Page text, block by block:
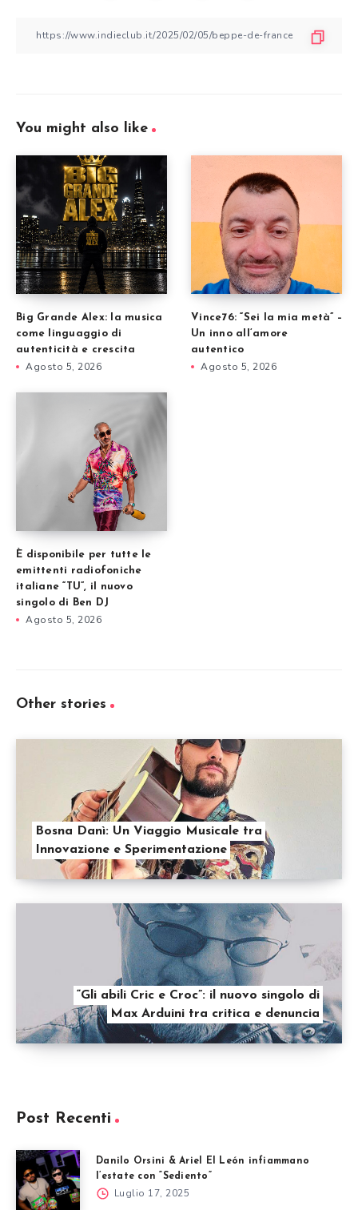
You might also like
Big Grande Alex: la musica
come linguaggio di
autenticità e crescita
Agosto 5, 2026
Vince76: “Sei la mia metà” –
Un inno all’amore
autentico
Agosto 5, 2026
È disponibile per tutte le
emittenti radiofoniche
italiane “TU”, il nuovo
singolo di Ben DJ
Agosto 5, 2026
Other stories
Bosna Danì: Un Viaggio Musicale tra
Innovazione e Sperimentazione
“Gli abili Cric e Croc”: il nuovo singolo di
Max Arduini tra critica e denuncia
Post Recenti
Danilo Orsini & Ariel El León infiammano
l’estate con “Sediento”
Luglio 17, 2025